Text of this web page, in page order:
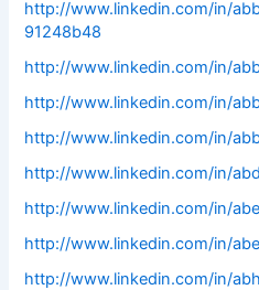
http://www.linkedin.com/in/
91248b48
http://www.linkedin.com/in/
http://www.linkedin.com/in/
http://www.linkedin.com/in/
http://www.linkedin.com/in/
http://www.linkedin.com/in/
http://www.linkedin.com/in/
http://www.linkedin.com/in/